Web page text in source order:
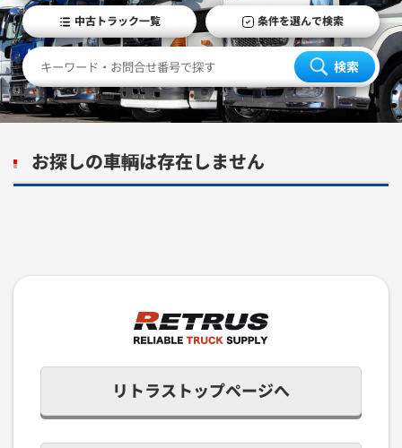
中古トラック一覧 条件を選んで検索
検索
お探しの車輌は存在しません
リトラストップページへ